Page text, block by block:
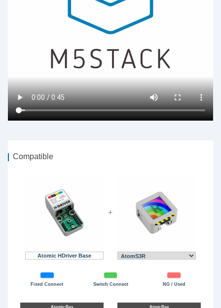
Compatible
Atomic HDriver Base
+
Fixed Connect Switch Connect NG / Used